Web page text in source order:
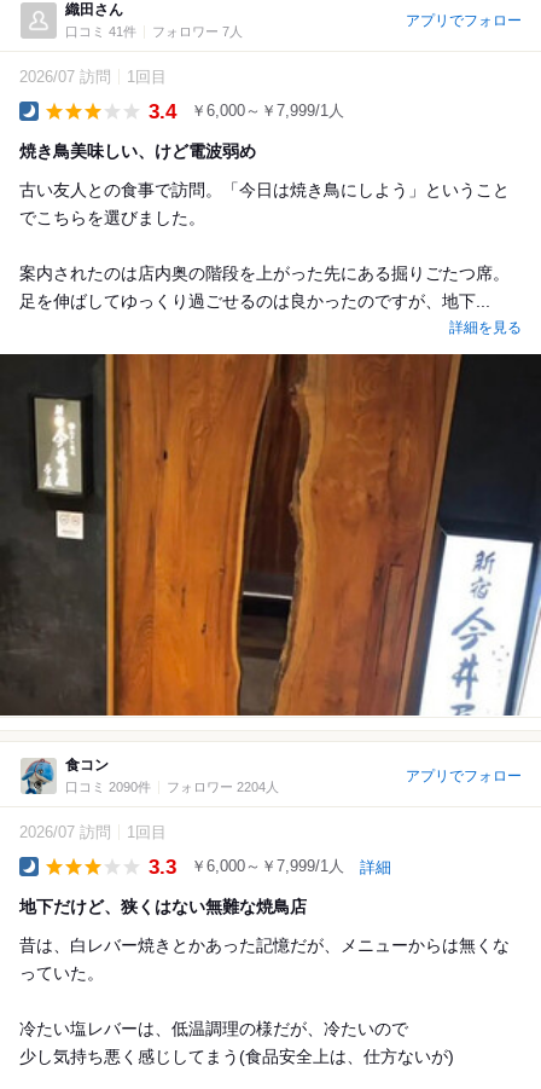
織田さん
口コミ 41件 フォロワー 7人
アプリでフォロー
2026/07 訪問 1回目
3.4 ￥6,000～￥7,999/1人
焼き鳥美味しい、けど電波弱め
古い友人との食事で訪問。「今日は焼き鳥にしよう」ということ
でこちらを選びました。
案内されたのは店内奥の階段を上がった先にある掘りごたつ席。
足を伸ばしてゆっくり過ごせるのは良かったのですが、地下...
詳細を見る
食コン
口コミ 2090件 フォロワー 2204人
アプリでフォロー
2026/07 訪問 1回目
3.3 ￥6,000～￥7,999/1人 詳細
地下だけど、狭くはない無難な焼鳥店
昔は、白レバー焼きとかあった記憶だが、メニューからは無くな
っていた。
冷たい塩レバーは、低温調理の様だが、冷たいので
少し気持ち悪く感じしてまう(食品安全上は、仕方ないが)